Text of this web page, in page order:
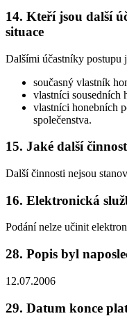
14. Kteří jsou další
situace
Dalšími účastníky postupu
současný vlastník
vlastníci sousedních
vlastníci honebních
společenstva.
15. Jaké další
Další činnosti nejsou
16. Elektronická
Podání nelze učinit
28. Popis byl
12.07.2006
29. Datum konce